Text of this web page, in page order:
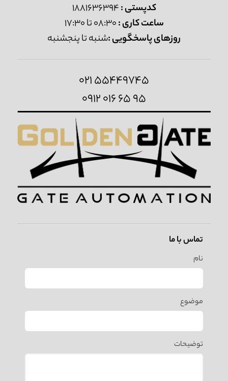
کدپستی :1881636394
ساعت کاری :
روزهای پاسخگویی :شنبه تا پنجشنبه
021 55449745
0912 016 65 95
تماس با ما
نام
موضوع
توضیحات